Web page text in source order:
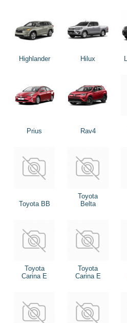
Highlander Hilux
Prius Rav4
Toyota BB
Toyota
Belta
Toyota
Carina E
Toyota
Carina E